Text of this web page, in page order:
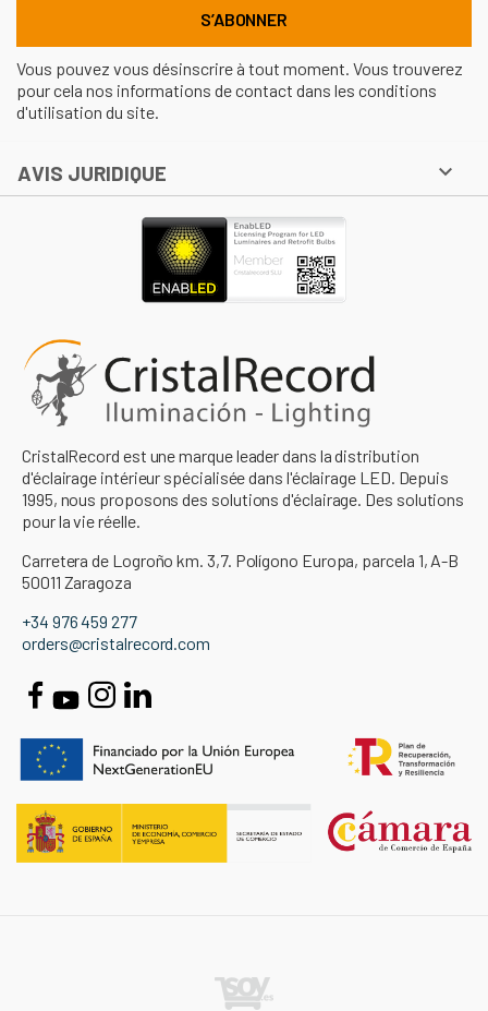
Vous pouvez vous désinscrire à tout moment. Vous trouverez
pour cela nos informations de contact dans les conditions
d'utilisation du site.
AVIS JURIDIQUE 
CristalRecord est une marque leader dans la distribution
d'éclairage intérieur spécialisée dans l'éclairage LED. Depuis
1995, nous proposons des solutions d'éclairage. Des solutions
pour la vie réelle.
Carretera de Logroño km. 3,7. Polígono Europa, parcela 1, A-B
50011 Zaragoza
+34 976 459 277
orders@cristalrecord.com